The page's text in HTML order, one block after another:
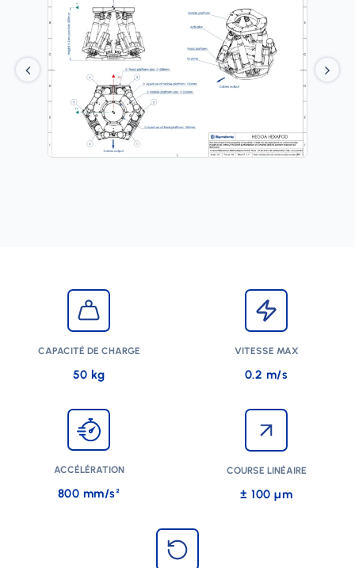
CAPACITÉ DE CHARGE
50 kg
VITESSE MAX
0.2 m/s
ACCÉLÉRATION
800 mm/s²
COURSE LINÉAIRE
± 100 µm